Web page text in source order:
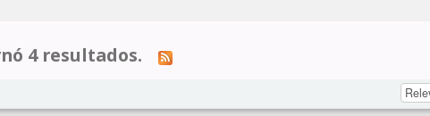
4 resultados.